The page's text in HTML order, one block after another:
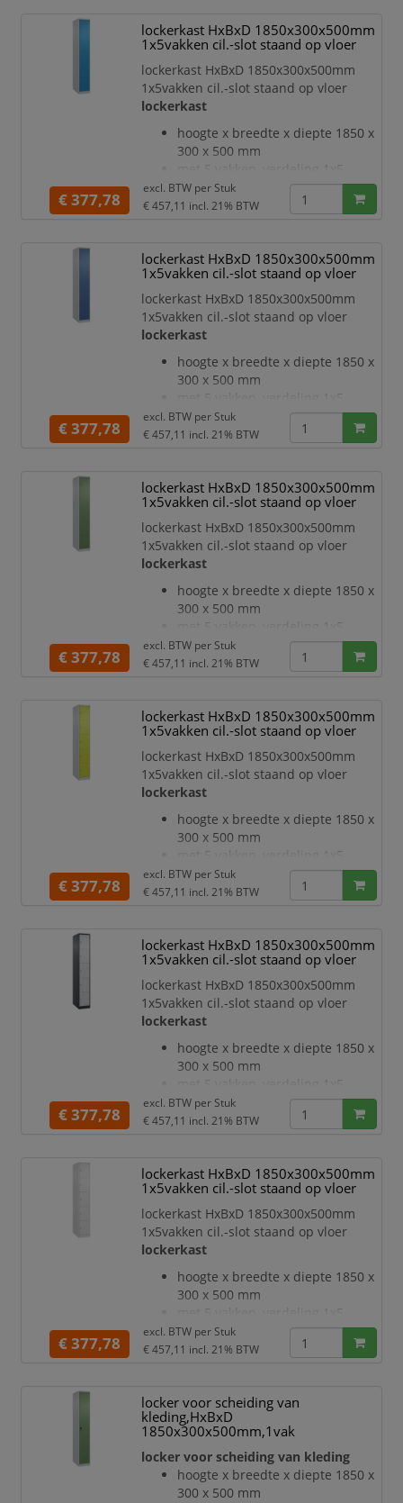
binnenliggende penscharnieren
Elke deur is standaard uitgerust
met een systeem voor gedempte
sluiting
Hoge stabiliteit en torsiestijfheid
belangrijke punten en de
geavanceerde
lockerkast HxBxD 1850x300x500mm
1x5vakken cil.-slot staand op vloer
lockerkast HxBxD 1850x300x500mm
1x5vakken cil.-slot staand op vloer
lockerkast
hoogte x breedte x diepte 1850 x
300 x 500 mm
met 5 vakken, verdeling 1x5
deuraanslag rechts
deuropeningshoek 110 °
binnenliggende penscharnieren
Elke deur is standaard uitgerust
met een systeem voor gedempte
sluiting
Hoge stabiliteit en torsiestijfheid
belangrijke punten en de
geavanceerde
€ 377,78
excl. BTW per Stuk
€ 457,11 incl. 21% BTW
lockerkast HxBxD 1850x300x500mm
1x5vakken cil.-slot staand op vloer
lockerkast HxBxD 1850x300x500mm
1x5vakken cil.-slot staand op vloer
lockerkast
hoogte x breedte x diepte 1850 x
300 x 500 mm
met 5 vakken, verdeling 1x5
deuraanslag rechts
deuropeningshoek 110 °
binnenliggende penscharnieren
Elke deur is standaard uitgerust
met een systeem voor gedempte
sluiting
Hoge stabiliteit en torsiestijfheid
belangrijke punten en de
geavanceerde
€ 377,78
excl. BTW per Stuk
€ 457,11 incl. 21% BTW
lockerkast HxBxD 1850x300x500mm
1x5vakken cil.-slot staand op vloer
lockerkast HxBxD 1850x300x500mm
1x5vakken cil.-slot staand op vloer
lockerkast
hoogte x breedte x diepte 1850 x
300 x 500 mm
met 5 vakken, verdeling 1x5
deuraanslag rechts
deuropeningshoek 110 °
binnenliggende penscharnieren
Elke deur is standaard uitgerust
met een systeem voor gedempte
sluiting
Hoge stabiliteit en torsiestijfheid
belangrijke punten en de
geavanceerde
€ 377,78
excl. BTW per Stuk
€ 457,11 incl. 21% BTW
lockerkast HxBxD 1850x300x500mm
1x5vakken cil.-slot staand op vloer
lockerkast HxBxD 1850x300x500mm
1x5vakken cil.-slot staand op vloer
lockerkast
hoogte x breedte x diepte 1850 x
300 x 500 mm
met 5 vakken, verdeling 1x5
deuraanslag rechts
deuropeningshoek 110 °
binnenliggende penscharnieren
Elke deur is standaard uitgerust
met een systeem voor gedempte
sluiting
Hoge stabiliteit en torsiestijfheid
belangrijke punten en de
geavanceerde
€ 377,78
excl. BTW per Stuk
€ 457,11 incl. 21% BTW
lockerkast HxBxD 1850x300x500mm
1x5vakken cil.-slot staand op vloer
lockerkast HxBxD 1850x300x500mm
1x5vakken cil.-slot staand op vloer
lockerkast
hoogte x breedte x diepte 1850 x
300 x 500 mm
met 5 vakken, verdeling 1x5
deuraanslag rechts
deuropeningshoek 110 °
binnenliggende penscharnieren
Elke deur is standaard uitgerust
met een systeem voor gedempte
sluiting
Hoge stabiliteit en torsiestijfheid
belangrijke punten en de
geavanceerde
€ 377,78
excl. BTW per Stuk
€ 457,11 incl. 21% BTW
lockerkast HxBxD 1850x300x500mm
1x5vakken cil.-slot staand op vloer
lockerkast HxBxD 1850x300x500mm
1x5vakken cil.-slot staand op vloer
lockerkast
hoogte x breedte x diepte 1850 x
300 x 500 mm
met 5 vakken, verdeling 1x5
deuraanslag rechts
deuropeningshoek 110 °
binnenliggende penscharnieren
Elke deur is standaard uitgerust
met een systeem voor gedempte
sluiting
Hoge stabiliteit en torsiestijfheid
dankzij materiaalversterking op
€ 377,78
excl. BTW per Stuk
€ 457,11 incl. 21% BTW
locker voor scheiding van
kleding,HxBxD
1850x300x500mm,1vak
locker voor scheiding van kleding
hoogte x breedte x diepte 1850 x
300 x 500 mm